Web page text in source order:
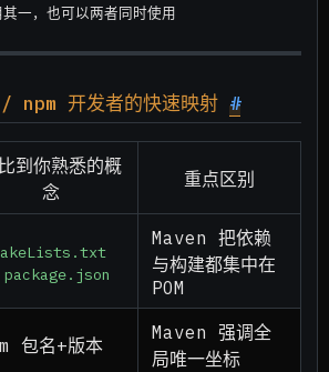
一，也可以两者同时使用
开发者的快速映射 #
到你熟悉的概
念
重点区别
package.json
Maven 把依赖
与构建都集中在
POM
包名+版本
Maven 强调全
局唯一坐标